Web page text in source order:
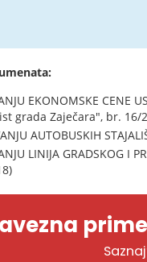
EKONOMSKE CENE
grada Zaječara", br. 16/
AUTOBUSKIH
LINIJA GRADSKOG I